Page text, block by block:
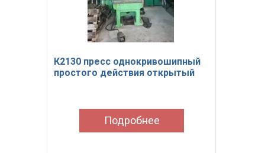
Производственная мебель
Модернизация и капитальный ремонт
К2130 пресс однокривошипный
простого действия открытый
Подробнее